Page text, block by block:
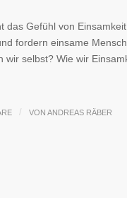
das Gefühl von
fordern einsame
wir selbst? Wie wir
/ VON ANDREAS RÄBER